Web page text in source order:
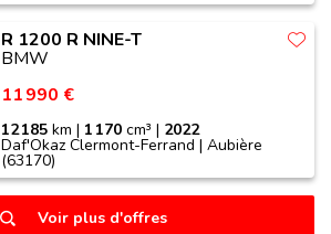
R 1200 R NINE-T
BMW
11 990 €
12 185 km | 1 170 cm³ | 2022
Daf'Okaz Clermont-Ferrand | Aubière
(63170)
Voir plus d'offres